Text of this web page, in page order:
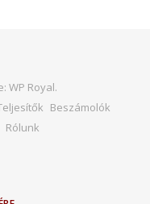
WP Royal.
Beszámolók
Rólunk